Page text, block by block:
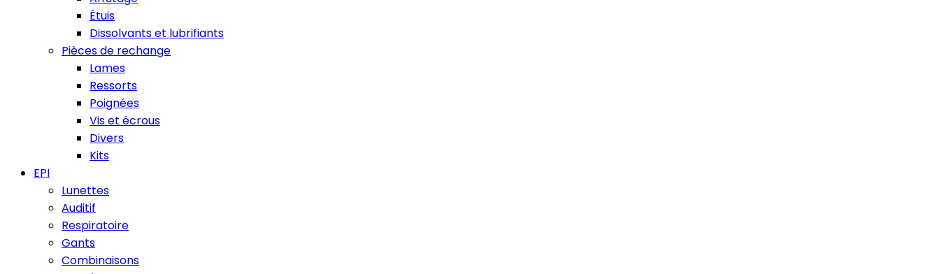
Étuis
Dissolvants et lubrifiants
Pièces de rechange
Lames
Ressorts
Poignées
Vis et écrous
Divers
Kits
EPI
Lunettes
Auditif
Respiratoire
Gants
Combinaisons